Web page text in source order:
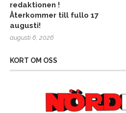
redaktionen !
Återkommer till fullo 17
augusti!
augusti 6, 2026
KORT OM OSS